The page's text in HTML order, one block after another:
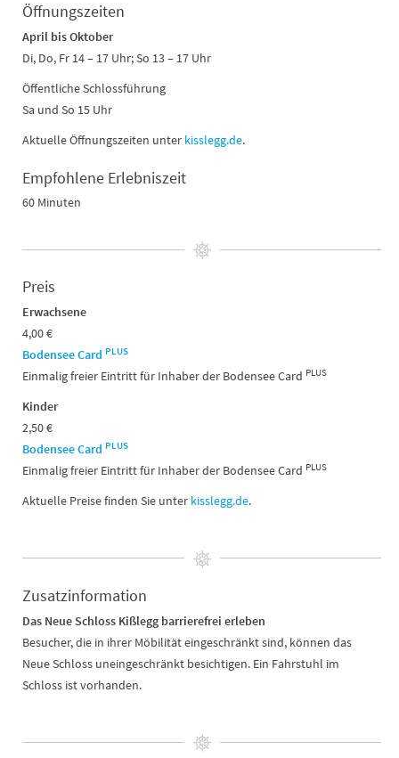
Öffnungszeiten
April bis Oktober
Di, Do, Fr 14 – 17 Uhr; So 13 – 17 Uhr
Öffentliche Schlossführung
Sa und So 15 Uhr
Aktuelle Öffnungszeiten unter kisslegg.de.
Empfohlene Erlebniszeit
60 Minuten
Preis
Erwachsene
4,00 €
Bodensee Card PLUS
Einmalig freier Eintritt für Inhaber der Bodensee Card PLUS
Kinder
2,50 €
Bodensee Card PLUS
Einmalig freier Eintritt für Inhaber der Bodensee Card PLUS
Aktuelle Preise finden Sie unter kisslegg.de.
Zusatzinformation
Das Neue Schloss Kißlegg barrierefrei erleben
Besucher, die in ihrer Möbilität eingeschränkt sind, können das
Neue Schloss uneingeschränkt besichtigen. Ein Fahrstuhl im
Schloss ist vorhanden.